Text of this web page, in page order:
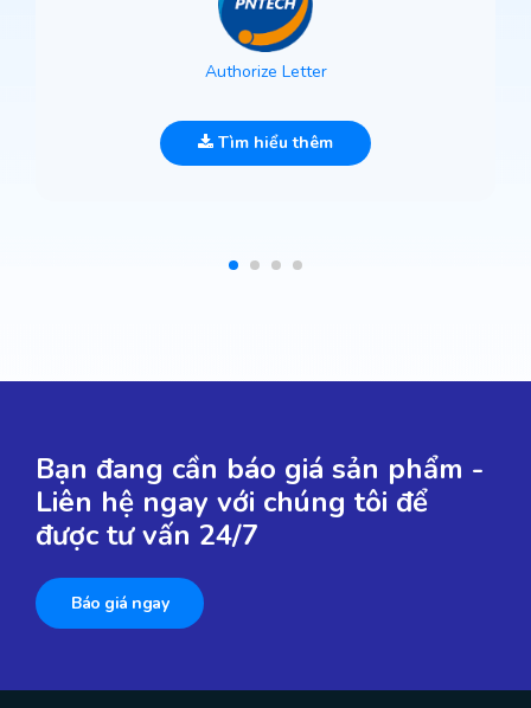
Authorize Letter
Tìm hiểu thêm
Bạn đang cần báo giá sản phẩm -
Liên hệ ngay với chúng tôi để
được tư vấn 24/7
Báo giá ngay